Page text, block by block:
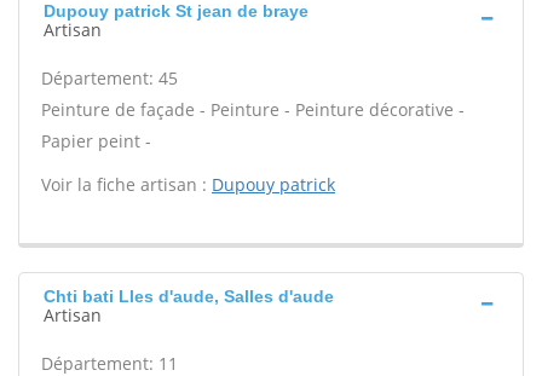
Dupouy patrick St jean de braye
Artisan
Département: 45
Peinture de façade - Peinture - Peinture décorative -
Papier peint -
Voir la fiche artisan : Dupouy patrick
Chti bati Lles d'aude, Salles d'aude
Artisan
Département: 11